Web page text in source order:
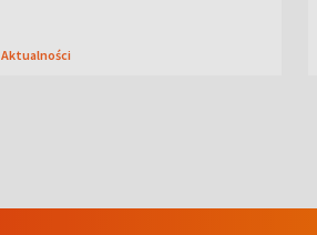
Aktualności